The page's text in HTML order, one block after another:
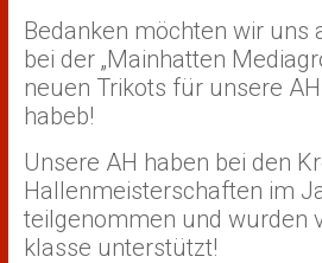
Bedanken möchten wir uns
bei der „Mainhatten
neuen Trikots für unsere
habeb!
Unsere AH haben bei den
Hallenmeisterschaften im
teilgenommen und wurden
klasse unterstützt!